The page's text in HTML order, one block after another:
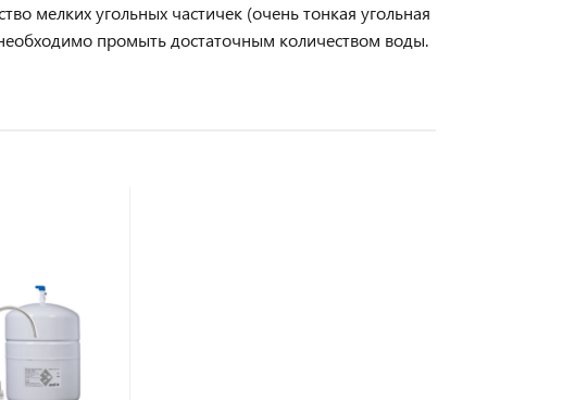
мелких угольных частичек (очень тонкая угольная
промыть достаточным количеством воды.